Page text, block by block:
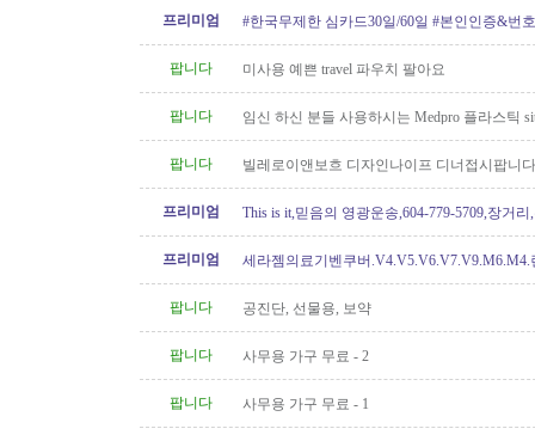
프리미엄 #한국무제한 심카드30일/60일 #본인인증&번
팝니다 미사용 예쁜 travel 파우치 팔아요
팝니다
임신 하신 분들 사용하시는 Medpro 플라스틱
팝니다
빌레로이앤보흐 디자인나이프 디너접시팝니
프리미엄 This is it,믿음의 영광운송,604-779-5709,장거리
프리미엄
세라젬의료기벤쿠버.V4.V5.V6.V7.V9.M6.M4.
팝니다
공진단, 선물용, 보약
팝니다 사무용 가구 무료 - 2
팝니다 사무용 가구 무료 - 1